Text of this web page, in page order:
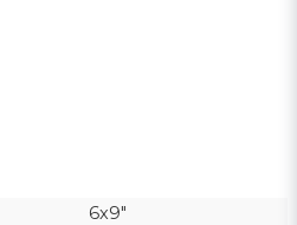
6x9"